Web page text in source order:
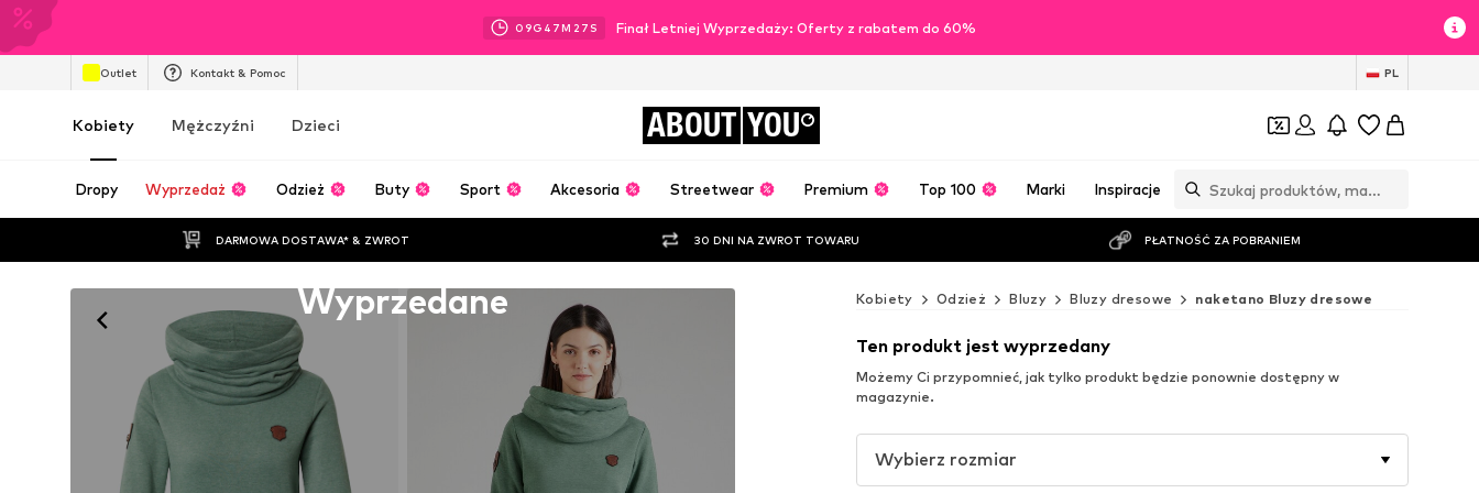
09G 47M 25 S Finał Letniej Wyprzedaży: Oferty z rabatem do 60%
Outlet Kontakt & Pomoc PL
Kobiety Mężczyźni Dzieci ABOUT YOU
Dropy Wyprzedaż Odzież Buty Sport Akcesoria Streetwear Premium Top 100 Marki Inspiracje
DARMOWA DOSTAWA* & ZWROT 30 DNI NA ZWROT TOWARU PŁATNOŚĆ ZA POBRANIEM
Wyprzedane Kobiety Odzież Bluzy Bluzy dresowe naketano Bluzy dresowe
Ten produkt jest wyprzedany
Możemy Ci przypomnieć, jak tylko produkt będzie ponownie dostępny w
magazynie.
Wybierz rozmiar